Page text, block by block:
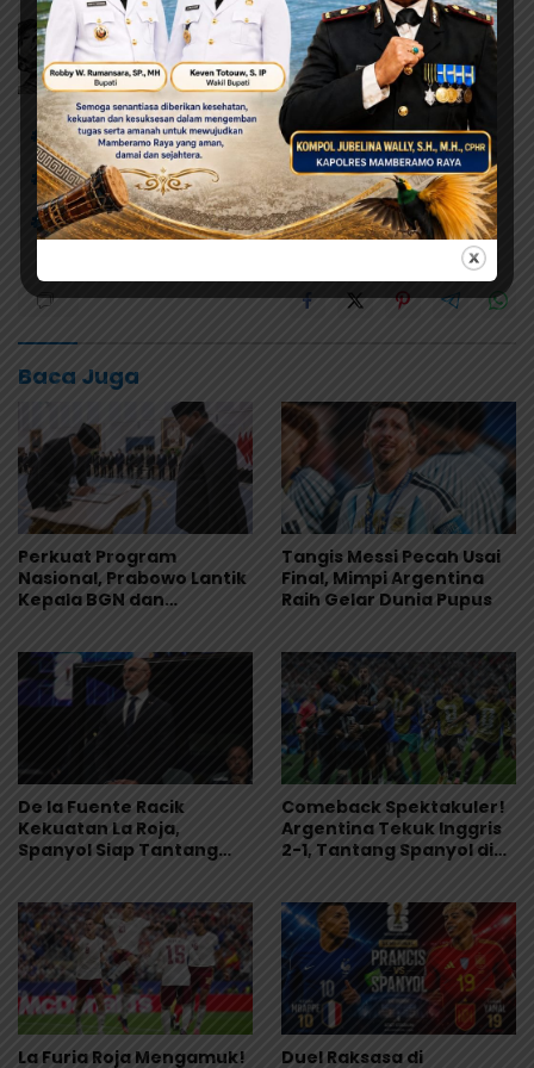
# JKN-KIS
# Penghargaan Universal Healty Converage (UHC)
# Pj Bupati Jayapura
# Triwarno Purnomo
Baca Juga
Perkuat Program
Nasional, Prabowo Lantik
Kepala BGN dan
Tangis Messi Pecah Usai
Final, Mimpi Argentina
Raih Gelar Dunia Pupus
De la Fuente Racik
Kekuatan La Roja,
Spanyol Siap Tantang
Comeback Spektakuler!
Argentina Tekuk Inggris
2-1, Tantang Spanyol di
La Furia Roja Mengamuk!
Duel Raksasa di